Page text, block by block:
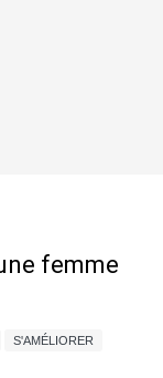
femme
S'AMÉLIORER